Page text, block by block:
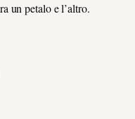
un petalo e l’altro.